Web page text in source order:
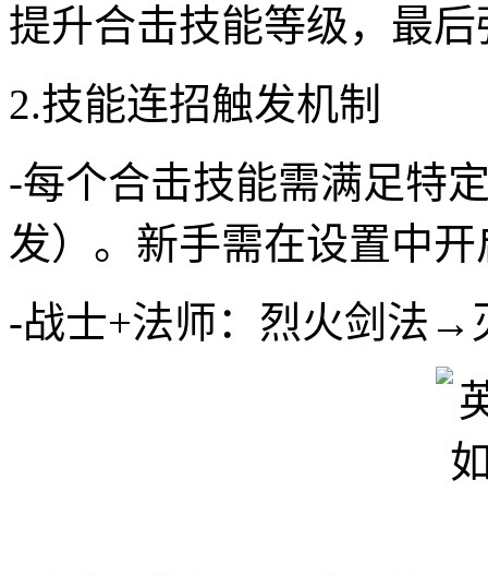
提升合击技能等级，最
2.技能连招触发机制
-每个合击技能需满足特
发）。新手需在设置中
-战士+法师：烈火剑法